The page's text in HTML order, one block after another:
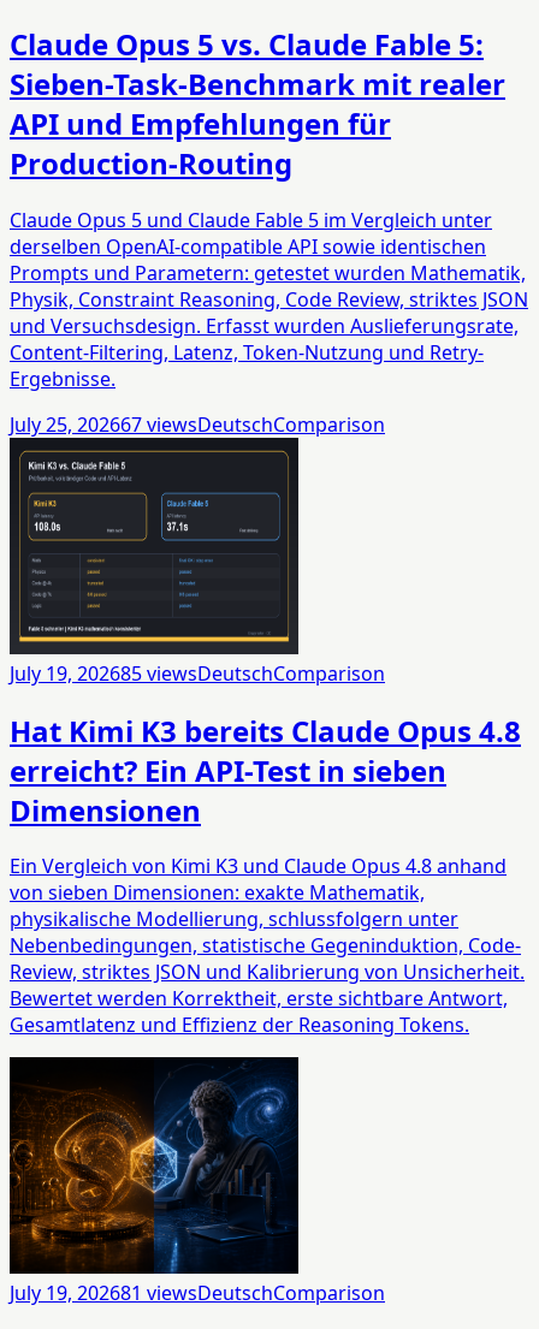
Claude Opus 5 vs. Claude Fable 5:
Sieben-Task-Benchmark mit realer
API und Empfehlungen für
Production-Routing
Claude Opus 5 und Claude Fable 5 im Vergleich unter
derselben OpenAI-compatible API sowie identischen
Prompts und Parametern: getestet wurden Mathematik,
Physik, Constraint Reasoning, Code Review, striktes JSON
und Versuchsdesign. Erfasst wurden Auslieferungsrate,
Content-Filtering, Latenz, Token-Nutzung und Retry-
Ergebnisse.
July 25, 202667viewsDeutschComparison
July 19, 202685viewsDeutschComparison
Hat Kimi K3 bereits Claude Opus 4.8
erreicht? Ein API-Test in sieben
Dimensionen
Ein Vergleich von Kimi K3 und Claude Opus 4.8 anhand
von sieben Dimensionen: exakte Mathematik,
physikalische Modellierung, schlussfolgern unter
Nebenbedingungen, statistische Gegeninduktion, Code-
Review, striktes JSON und Kalibrierung von Unsicherheit.
Bewertet werden Korrektheit, erste sichtbare Antwort,
Gesamtlatenz und Effizienz der Reasoning Tokens.
July 19, 202681 viewsDeutschComparison